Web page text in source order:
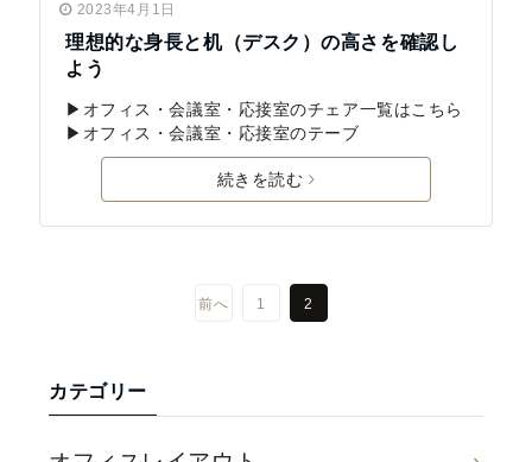
2023年4月1日
理想的な身長と机（デスク）の高さを確認し
よう
▶オフィス・会議室・応接室のチェア一覧はこちら
▶オフィス・会議室・応接室のテーブ
続きを読む
前へ 1 2
カテゴリー